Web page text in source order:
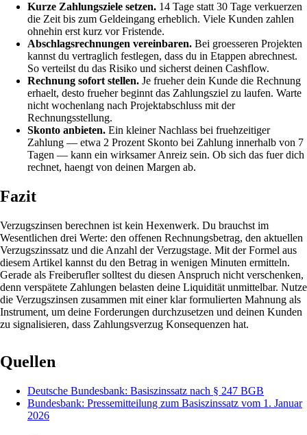
Kurze Zahlungsziele setzen. 14 Tage statt 30 Tage verkuerzen
die Zeit bis zum Geldeingang erheblich. Viele Kunden zahlen
ohnehin erst kurz vor Fristende.
Abschlagsrechnungen vereinbaren. Bei groesseren Projekten
kannst du vertraglich festlegen, dass du in Etappen abrechnest.
So verteilst du das Risiko und sicherst deinen Cashflow.
Rechnung sofort stellen. Je frueher dein Kunde die Rechnung
erhaelt, desto frueher beginnt das Zahlungsziel zu laufen. Warte
nicht wochenlang nach Projektabschluss mit der
Rechnungsstellung.
Skonto anbieten. Ein kleiner Nachlass bei fruehzeitiger
Zahlung — etwa 2 Prozent Skonto bei Zahlung innerhalb von 7
Tagen — kann ein wirksamer Anreiz sein. Ob sich das fuer dich
rechnet, haengt von deinen Margen ab.
Fazit
Verzugszinsen berechnen ist kein Hexenwerk. Du brauchst im
Wesentlichen drei Werte: den offenen Rechnungsbetrag, den aktuellen
Verzugszinssatz und die Anzahl der Verzugstage. Mit der Formel aus
diesem Artikel kannst du den Betrag in wenigen Minuten ermitteln.
Gerade als Freiberufler solltest du diesen Anspruch nicht verschenken,
denn verspätete Zahlungen belasten deine Liquidität unmittelbar. Nutze
die Verzugszinsen zusammen mit einer klar formulierten Mahnung als
Instrument, um deine Forderungen durchzusetzen und deinen Kunden
zu signalisieren, dass Zahlungsverzug Konsequenzen hat.
Quellen
Deutsche Bundesbank: Basiszinssatz nach § 247 BGB
Bundesbank: Pressemitteilung zum Basiszinssatz vom 1. Januar
2026